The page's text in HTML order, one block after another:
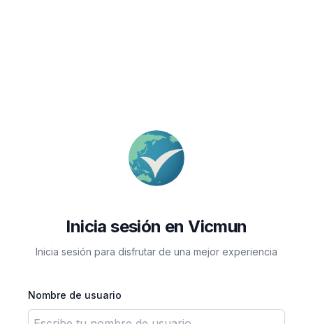
Inicia sesión en Vicmun
Inicia sesión para disfrutar de una mejor experiencia
Nombre de usuario